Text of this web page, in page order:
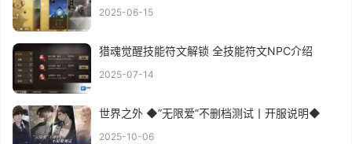
2025-06-15
猎魂觉醒技能符文解锁 全技能符文NPC介绍
2025-07-14
世界之外 ◆”无限爱”不删档测试丨开服说明◆
2025-10-06